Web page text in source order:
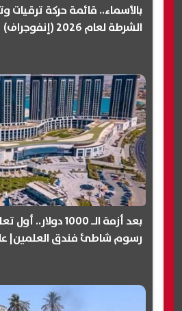
بالأسماء.. قائمة حركة ترقيات
الشرطة لعام 2026 (إنفوجراف)
بعد أزمة الـ 1000
رسوم شاطئ فندق العلمين|